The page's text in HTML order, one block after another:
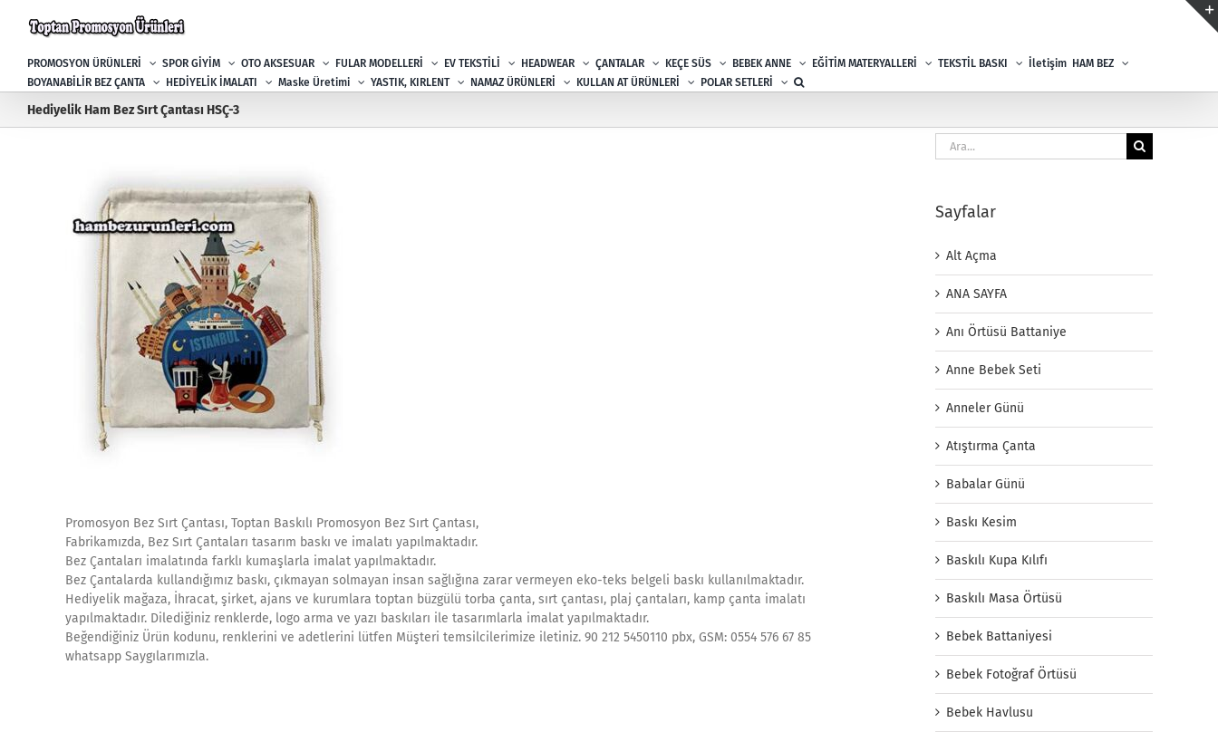
PROMOSYON ÜRÜNLERİ SPOR GİYİM OTO AKSESUAR FULAR MODELLERİ EV TEKSTİLİ HEADWEAR ÇANTALAR KEÇE SÜS BEBEK ANNE EĞİTİM MATERYALLERİ TEKSTİL BASKI İletişim HAM BEZ
BOYANABİLİR BEZ ÇANTA
HEDİYELİK İMALATI Maske Üretimi YASTIK, KIRLENT NAMAZ ÜRÜNLERİ KULLAN AT ÜRÜNLERİ POLAR SETLERİ
Hediyelik Ham Bez Sırt Çantası HSÇ-3
Promosyon Bez Sırt Çantası, Toptan Baskılı Promosyon Bez Sırt Çantası,
Fabrikamızda, Bez Sırt Çantaları tasarım baskı ve imalatı yapılmaktadır.
Bez Çantaları imalatında farklı kumaşlarla imalat yapılmaktadır.
Bez Çantalarda kullandığımız baskı, çıkmayan solmayan insan sağlığına zarar vermeyen eko-teks belgeli baskı kullanılmaktadır.
Hediyelik mağaza, İhracat, şirket, ajans ve kurumlara toptan büzgülü torba çanta, sırt çantası, plaj çantaları, kamp çanta imalatı
yapılmaktadır. Dilediğiniz renklerde, logo arma ve yazı baskıları ile tasarımlarla imalat yapılmaktadır.
Beğendiğiniz Ürün kodunu, renklerini ve adetlerini lütfen Müşteri temsilcilerimize iletiniz. 90 212 5450110 pbx, GSM: 0554 576 67 85
whatsapp Saygılarımızla.
Ara:
Sayfalar
Alt Açma
ANA SAYFA
Anı Örtüsü Battaniye
Anne Bebek Seti
Anneler Günü
Atıştırma Çanta
Babalar Günü
Baskı Kesim
Baskılı Kupa Kılıfı
Baskılı Masa Örtüsü
Bebek Battaniyesi
Bebek Fotoğraf Örtüsü
Bebek Havlusu